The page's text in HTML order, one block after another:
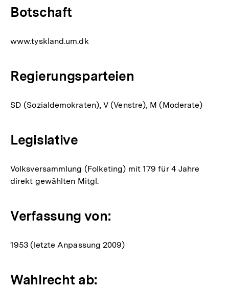
Botschaft
www.tyskland.um.dk
Regierungsparteien
SD (Sozialdemokraten), V (Venstre), M (Moderate)
Legislative
Volksversammlung (Folketing) mit 179 für 4 Jahre
direkt gewählten Mitgl.
Verfassung von:
1953 (letzte Anpassung 2009)
Wahlrecht ab: